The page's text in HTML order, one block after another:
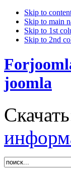
Skip to
Skip to main
Skip to 1st
Skip to 2nd
joomla